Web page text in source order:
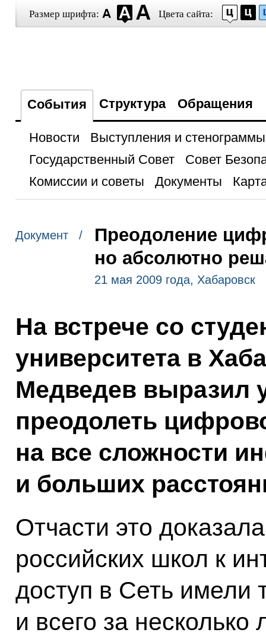
Размер шрифта: Цвета сайта:
События Структура Обращения
Новости
Выступления и стенограммы
Государственный Совет
Совет
Комиссии и советы
Документы
Документ /
Преодоление
но абсолютно
21 мая 2009 года, Хабаровск
На встрече со
университета в
Медведев выразил
преодолеть
на все сложности
и больших
Отчасти это
российских школ к
доступ в Сеть имели
и всего за несколько